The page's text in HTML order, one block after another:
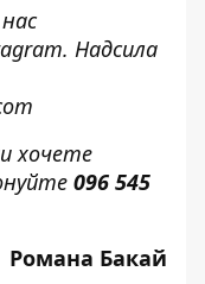
Надсила
хочете
096 545
Романа Бакай